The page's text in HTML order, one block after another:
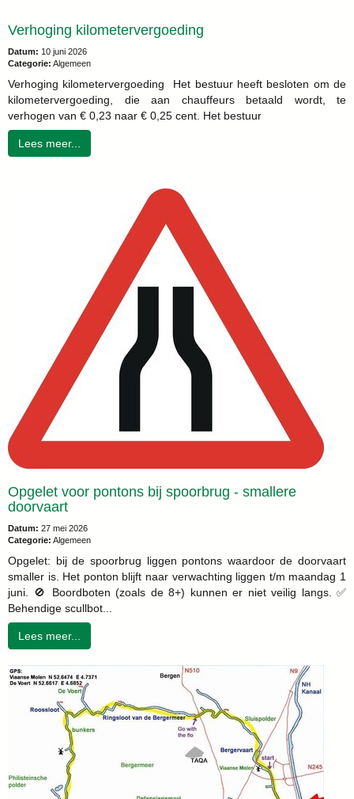
Verhoging kilometervergoeding
Datum: 10 juni 2026
Categorie: Algemeen
Verhoging kilometervergoeding Het bestuur heeft besloten om de
kilometervergoeding, die aan chauffeurs betaald wordt, te
verhogen van € 0,23 naar € 0,25 cent. Het bestuur
Lees meer...
Opgelet voor pontons bij spoorbrug - smallere
doorvaart
Datum: 27 mei 2026
Categorie: Algemeen
Opgelet: bij de spoorbrug liggen pontons waardoor de doorvaart
smaller is. Het ponton blijft naar verwachting liggen t/m maandag 1
juni. 🚫 Boordboten (zoals de 8+) kunnen er niet veilig langs. ✅
Behendige scullbot...
Lees meer...